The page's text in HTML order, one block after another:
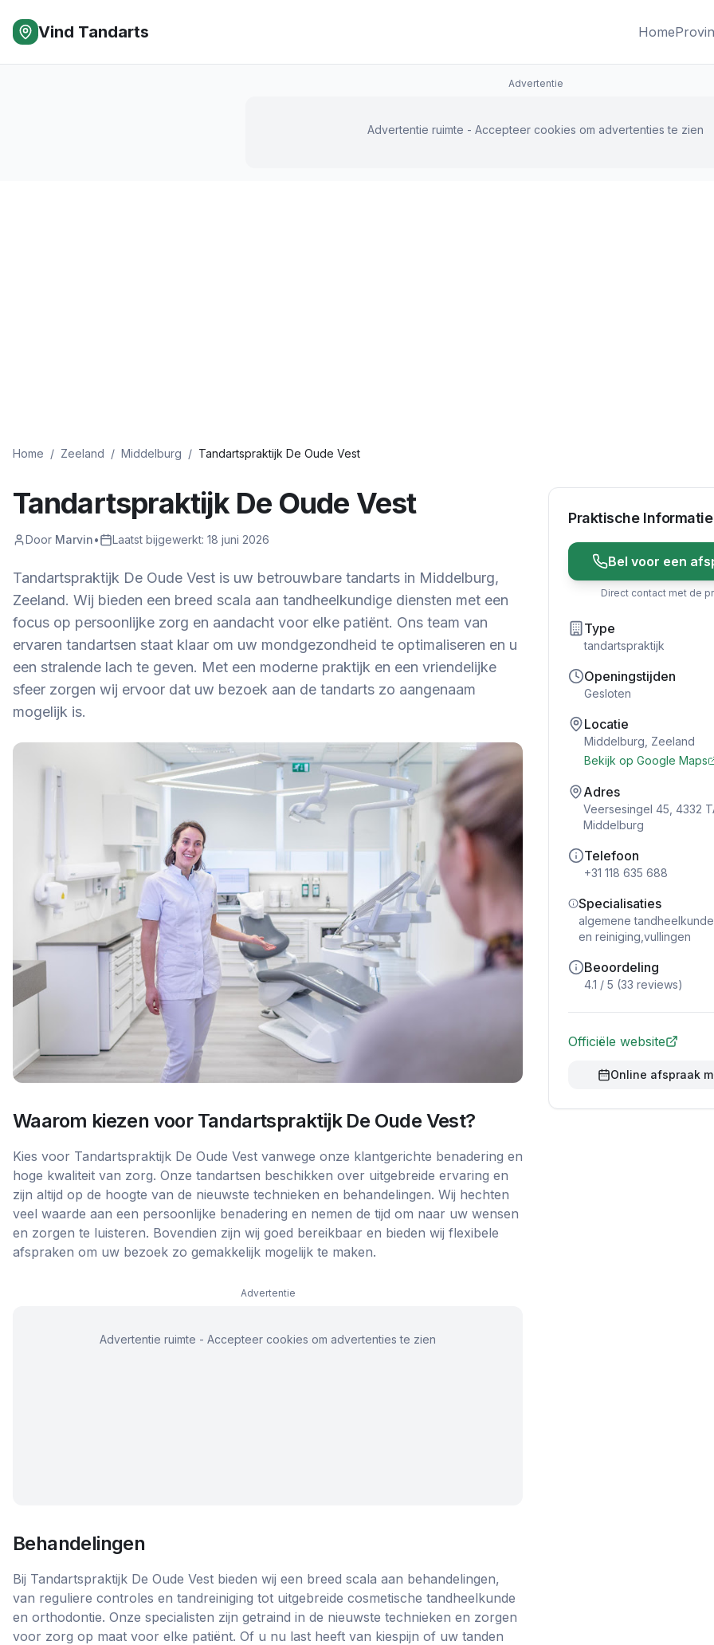
Vind Tandarts Home
Advertentie
Advertentie ruimte - Accepteer cookies om advertenties te zien
Home / Zeeland / Middelburg / Tandartspraktijk De Oude Vest
Tandartspraktijk De Oude Vest
Door Marvin• Laatst bijgewerkt: 18 juni 2026
Tandartspraktijk De Oude Vest is uw betrouwbare tandarts in Middelburg,
Zeeland. Wij bieden een breed scala aan tandheelkundige diensten met een
focus op persoonlijke zorg en aandacht voor elke patiënt. Ons team van
ervaren tandartsen staat klaar om uw mondgezondheid te optimaliseren en u
een stralende lach te geven. Met een moderne praktijk en een vriendelijke
sfeer zorgen wij ervoor dat uw bezoek aan de tandarts zo aangenaam
mogelijk is.
Waarom kiezen voor Tandartspraktijk De Oude Vest?
Kies voor Tandartspraktijk De Oude Vest vanwege onze klantgerichte benadering en
hoge kwaliteit van zorg. Onze tandartsen beschikken over uitgebreide ervaring en
zijn altijd op de hoogte van de nieuwste technieken en behandelingen. Wij hechten
veel waarde aan een persoonlijke benadering en nemen de tijd om naar uw wensen
en zorgen te luisteren. Bovendien zijn wij goed bereikbaar en bieden wij flexibele
afspraken om uw bezoek zo gemakkelijk mogelijk te maken.
Advertentie
Advertentie ruimte - Accepteer cookies om advertenties te zien
Behandelingen
Bij Tandartspraktijk De Oude Vest bieden wij een breed scala aan behandelingen,
van reguliere controles en tandreiniging tot uitgebreide cosmetische tandheelkunde
en orthodontie. Onze specialisten zijn getraind in de nieuwste technieken en zorgen
voor zorg op maat voor elke patiënt. Of u nu last heeft van kiespijn of uw tanden
Praktische Informatie
Bel voor een
Direct contact met de
Type
tandartspraktijk
Openingstijden
Gesloten
Locatie
Middelburg Zeeland
Bekijk op Google Maps
Adres
Veersesingel 45, 4332
Middelburg
Telefoon
+31 118 635 688
Specialisaties
algemene
en reiniging,vullingen
Beoordeling
4.1 / 5 (33 reviews)
Officiële website
Online afspraak